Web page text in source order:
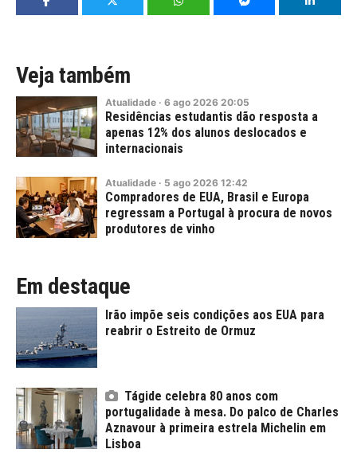
Veja também
Atualidade · 6 ago 2026 20:05
Residências estudantis dão resposta a
apenas 12% dos alunos deslocados e
internacionais
Atualidade · 5 ago 2026 12:42
Compradores de EUA, Brasil e Europa
regressam a Portugal à procura de novos
produtores de vinho
Em destaque
Irão impõe seis condições aos EUA para
reabrir o Estreito de Ormuz
Tágide celebra 80 anos com
portugalidade à mesa. Do palco de Charles
Aznavour à primeira estrela Michelin em
Lisboa